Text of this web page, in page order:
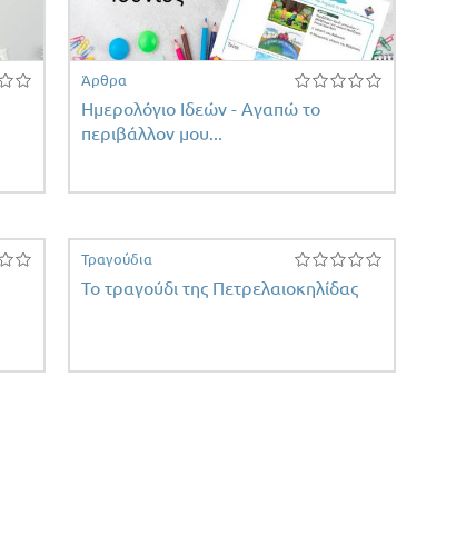
Άρθρα
Ημερολόγιο Ιδεών - Αγαπώ το
περιβάλλον μου...
Τραγούδια
Το τραγούδι της Πετρελαιοκηλίδας